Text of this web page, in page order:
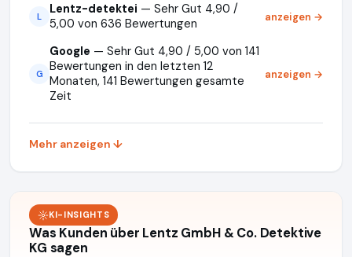
L Lentz-detektei — Sehr Gut 4,90 /
5,00 von 636 Bewertungen
anzeigen →
G
Google — Sehr Gut 4,90 / 5,00 von 141
Bewertungen in den letzten 12
Monaten, 141 Bewertungen gesamte
Zeit
anzeigen →
Mehr anzeigen ↓
KI-INSIGHTS
Was Kunden über Lentz GmbH & Co. Detektive
KG sagen